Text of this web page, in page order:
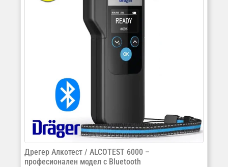
Дрегер Алкотест / ALCOTEST 6000 –
професионален модел с Bluetooth